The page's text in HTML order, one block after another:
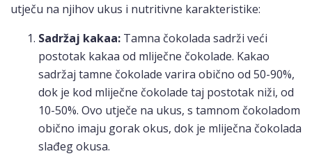
utječu na njihov ukus i nutritivne karakteristike:
Sadržaj kakaa: Tamna čokolada sadrži veći
postotak kakaa od mliječne čokolade. Kakao
sadržaj tamne čokolade varira obično od 50-90%,
dok je kod mliječne čokolade taj postotak niži, od
10-50%. Ovo utječe na ukus, s tamnom čokoladom
obično imaju gorak okus, dok je mliječna čokolada
slađeg okusa.